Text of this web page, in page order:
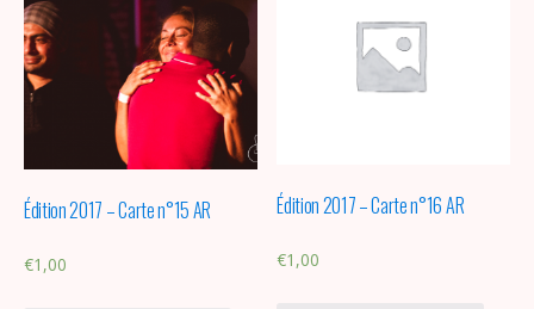
Édition 2017 – Carte n°15 AR
€1,00
Édition 2017 – Carte n°16 AR
€1,00